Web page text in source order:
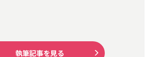
執筆記事を見る